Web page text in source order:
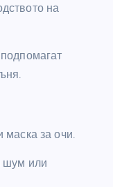
на
маска за очи.
шум или